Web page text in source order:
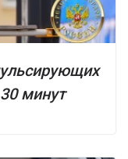
минут